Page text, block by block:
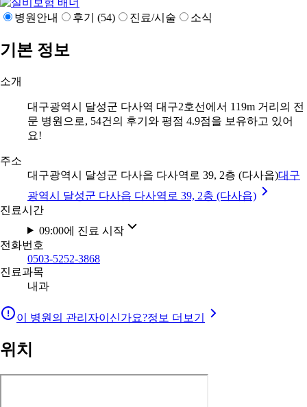
병원안내 후기 (54) 진료/시술 소식
기본 정보
소개
대구광역시 달성군 다사역 대구2호선에서 119m 거리의 전
문 병원으로, 54건의 후기와 평점 4.9점을 보유하고 있어
요!
주소
대구광역시 달성군 다사읍 다사역로 39, 2층 (다사읍)대구
광역시 달성군 다사읍 다사역로 39, 2층 (다사읍)
진료시간
09:00에 진료 시작
전화번호
0503-5252-3868
진료과목
내과
이 병원의 관리자이신가요?정보 더보기
위치